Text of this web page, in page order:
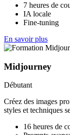
7 heures de
IA locale
Fine-tuning
En savoir plus
Midjourney
Débutant
Créez des images
styles et techniques
16 heures de